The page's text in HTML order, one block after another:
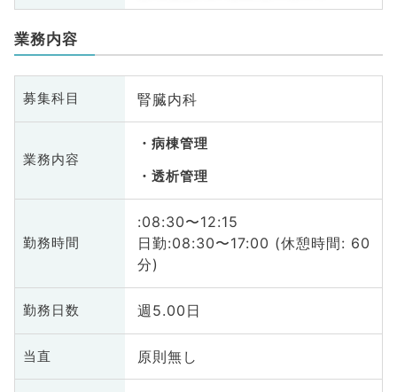
業務内容
募集科目 腎臓内科
業務内容
病棟管理
透析管理
勤務時間
:08:30〜12:15
日勤:08:30〜17:00 (休憩時間: 60
分)
勤務日数 週5.00日
当直 原則無し